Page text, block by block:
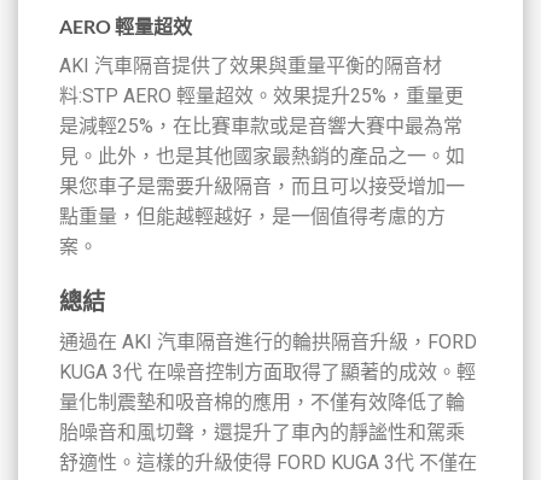
AERO輕量超效
AKI 汽車隔音提供了效果與重量平衡的隔音材
料:STP AERO 輕量超效。效果提升25%，重量更
是減輕25%，在比賽車款或是音響大賽中最為常
見。此外，也是其他國家最熱銷的產品之一。如
果您車子是需要升級隔音，而且可以接受增加一
點重量，但能越輕越好，是一個值得考慮的方
案。
總結
通過在 AKI 汽車隔音進行的輪拱隔音升級，FORD
KUGA 3代 在噪音控制方面取得了顯著的成效。輕
量化制震墊和吸音棉的應用，不僅有效降低了輪
胎噪音和風切聲，還提升了車內的靜謐性和駕乘
舒適性。這樣的升級使得 FORD KUGA 3代 不僅在